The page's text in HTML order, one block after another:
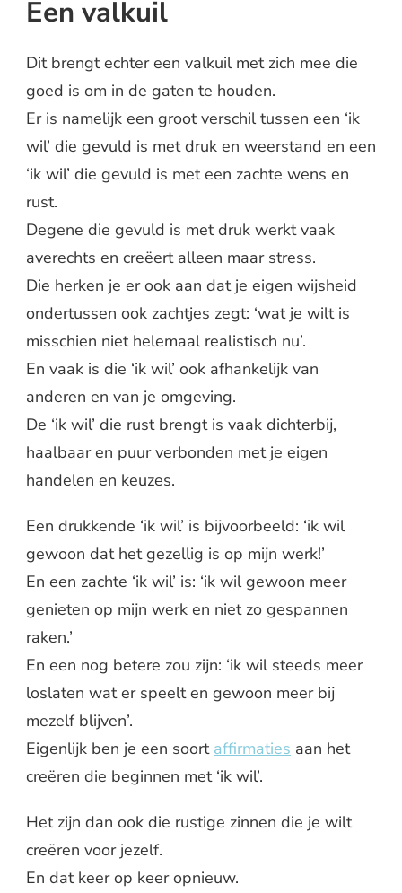
Een valkuil
Dit brengt echter een valkuil met zich mee die
goed is om in de gaten te houden.
Er is namelijk een groot verschil tussen een ‘ik
wil’ die gevuld is met druk en weerstand en een
‘ik wil’ die gevuld is met een zachte wens en
rust.
Degene die gevuld is met druk werkt vaak
averechts en creëert alleen maar stress.
Die herken je er ook aan dat je eigen wijsheid
ondertussen ook zachtjes zegt: ‘wat je wilt is
misschien niet helemaal realistisch nu’.
En vaak is die ‘ik wil’ ook afhankelijk van
anderen en van je omgeving.
De ‘ik wil’ die rust brengt is vaak dichterbij,
haalbaar en puur verbonden met je eigen
handelen en keuzes.
Een drukkende ‘ik wil’ is bijvoorbeeld: ‘ik wil
gewoon dat het gezellig is op mijn werk!’
En een zachte ‘ik wil’ is: ‘ik wil gewoon meer
genieten op mijn werk en niet zo gespannen
raken.’
En een nog betere zou zijn: ‘ik wil steeds meer
loslaten wat er speelt en gewoon meer bij
mezelf blijven’.
Eigenlijk ben je een soort affirmaties aan het
creëren die beginnen met ‘ik wil’.
Het zijn dan ook die rustige zinnen die je wilt
creëren voor jezelf.
En dat keer op keer opnieuw.